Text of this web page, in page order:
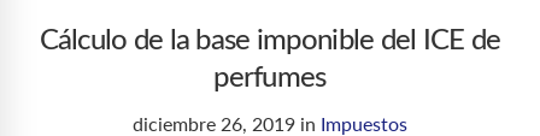
Cálculo de la base imponible del ICE de
perfumes
diciembre 26, 2019 in Impuestos